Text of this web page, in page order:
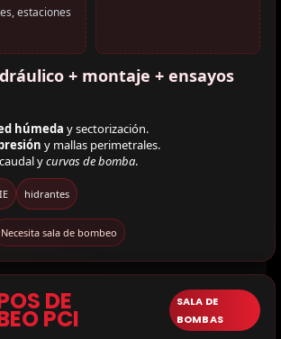
estaciones
+ montaje + ensayos
húmeda y sectorización.
y mallas perimetrales.
ycurvas de bomba.
hidrantes
Necesita sala de bombeo
DE
PCI
SALA DE
BOMBAS